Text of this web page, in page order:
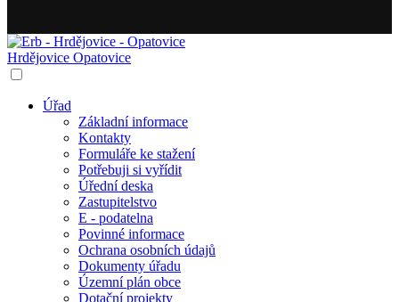
Hrdějovice Opatovice
Úřad
Základní informace
Kontakty
Formuláře ke stažení
Potřebuji si vyřídit
Úřední deska
Zastupitelstvo
E - podatelna
Povinné informace
Ochrana osobních údajů
Dokumenty úřadu
Územní plán obce
Dotační projekty